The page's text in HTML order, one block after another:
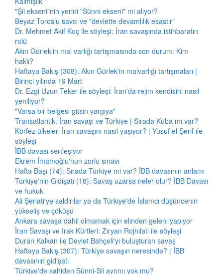
"Şii ekseni"nin yerini "Sünni ekseni" mi alıyor?
Beyaz Toroslu savcı ve "devlette devamlılık esastır"
Dr. Mehmet Akif Koç ile söyleşi: İran savaşında istihbaratın
rolü
Akın Gürlek'in mal varlığı tartışmasında son durum: Kim
haklı?
Haftaya Bakış (308): Akın Gürlek'in malvarlığı tartışmaları |
Birinci yılında 19 Mart
Dr. Ezgi Uzun Teker ile söyleşi: İran'da rejim kendisini nasıl
yeniliyor?
"Varsa bir belgesi gitsin yargıya"
Transatlantik: İran savaşı ve Türkiye | Sırada Küba mı var?
Körfez ülkeleri İran savaşını nasıl yaşıyor? | Yusuf el Şerif ile
söyleşi
İBB davası sertleşiyor
Ekrem İmamoğlu'nun zorlu sınavı
Hafta Başı (74): Sırada Türkiye mi var? İBB davasının anlamı
Türkiye'nin Gidişatı (18): Savaş uzarsa neler olur? İBB Davası
ve hukuk
Ali Şeriati'ye saldırılar ya da Türkiye'de İslamcı düşüncenin
yükseliş ve çöküşü
Ankara savaşa dahil olmamak için elinden geleni yapıyor
İran Savaşı ve Irak Kürtleri: Zıryan Rojhılati ile söyleşi
Duran Kalkan ile Devlet Bahçeli'yi buluşturan savaş
Haftaya Bakış (307): Türkiye savaşın neresinde? | İBB
davasının gidişatı
Türkiye'de sahiden Sünni-Şii ayrımı yok mu?